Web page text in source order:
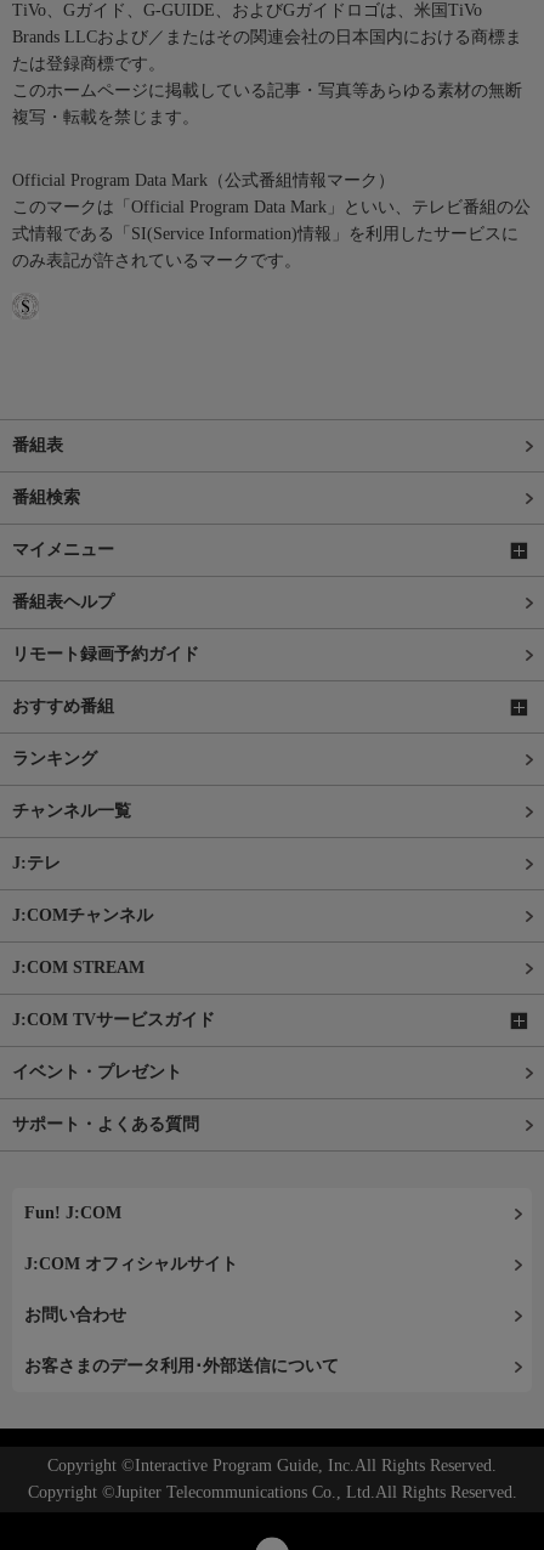
TiVo、Gガイド、G-GUIDE、およびGガイドロゴは、米国TiVo
Brands LLCおよび／またはその関連会社の日本国内における商標ま
たは登録商標です。
このホームページに掲載している記事・写真等あらゆる素材の無断
複写・転載を禁じます。
Official Program Data Mark（公式番組情報マーク）
このマークは「Official Program Data Mark」といい、テレビ番組の公
式情報である「SI(Service Information)情報」を利用したサービスに
のみ表記が許されているマークです。
番組表
番組検索
マイメニュー
番組表ヘルプ
リモート録画予約ガイド
おすすめ番組
ランキング
チャンネル一覧
J:テレ
J:COMチャンネル
J:COM STREAM
J:COM TVサービスガイド
イベント・プレゼント
サポート・よくある質問
Fun! J:COM
J:COM オフィシャルサイト
お問い合わせ
お客さまのデータ利用･外部送信について
Copyright ©Interactive Program Guide, Inc.All Rights Reserved.
Copyright ©Jupiter Telecommunications Co., Ltd.All Rights Reserved.